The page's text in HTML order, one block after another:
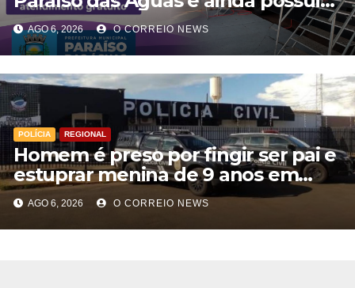
vagas para atendimento gratuito
AGO 6, 2026 O CORREIO NEWS
POLÍCIA REGIONAL
Homem é preso por fingir ser pai e
estuprar menina de 9 anos em
Aparecida do Taboado
AGO 6, 2026 O CORREIO NEWS